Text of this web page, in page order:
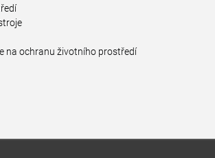
na ochranu životního prostředí